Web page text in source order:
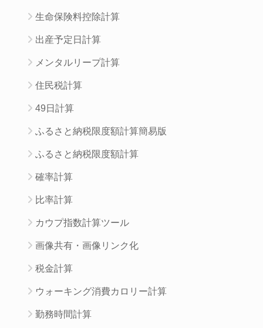
生命保険料控除計算
出産予定日計算
メンタルリープ計算
住民税計算
49日計算
ふるさと納税限度額計算簡易版
ふるさと納税限度額計算
確率計算
比率計算
カウプ指数計算ツール
画像共有・画像リンク化
税金計算
ウォーキング消費カロリー計算
勤務時間計算